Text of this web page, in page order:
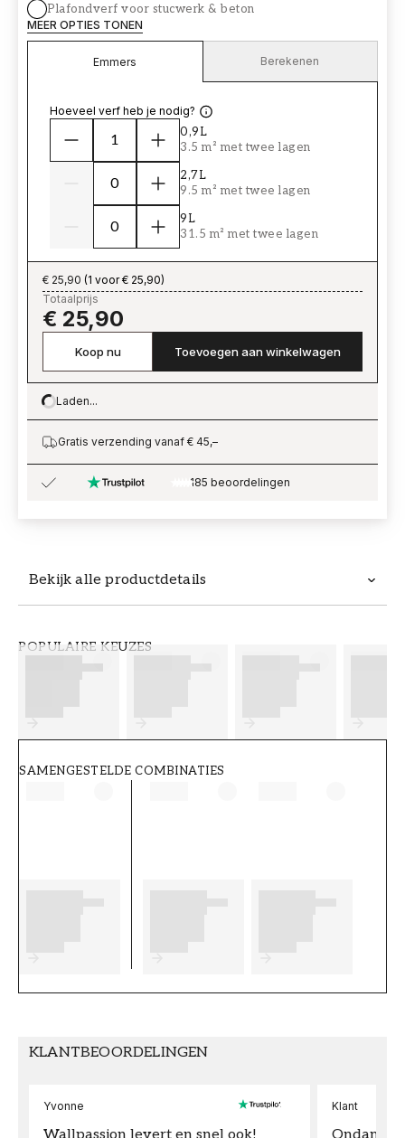
Bekijk alle productdetails
POPULAIRE KEUZES
SAMENGESTELDE COMBINATIES
Plafondverf voor stucwerk & beton
MEER OPTIES TONEN
Emmers Berekenen
Hoeveel verf heb je nodig?
0,9L
3.5 m² met twee lagen
2,7L
9.5 m² met twee lagen
9L
31.5 m² met twee lagen
€ 25,90 (1 voor € 25,90)
Totaalprijs
€ 25,90
Koop nu Toevoegen aan winkelwagen
Loading…
Laden...
Gratis verzending vanaf € 45,–
185 beoordelingen
KLANTBEOORDELINGEN
Yvonne Klant